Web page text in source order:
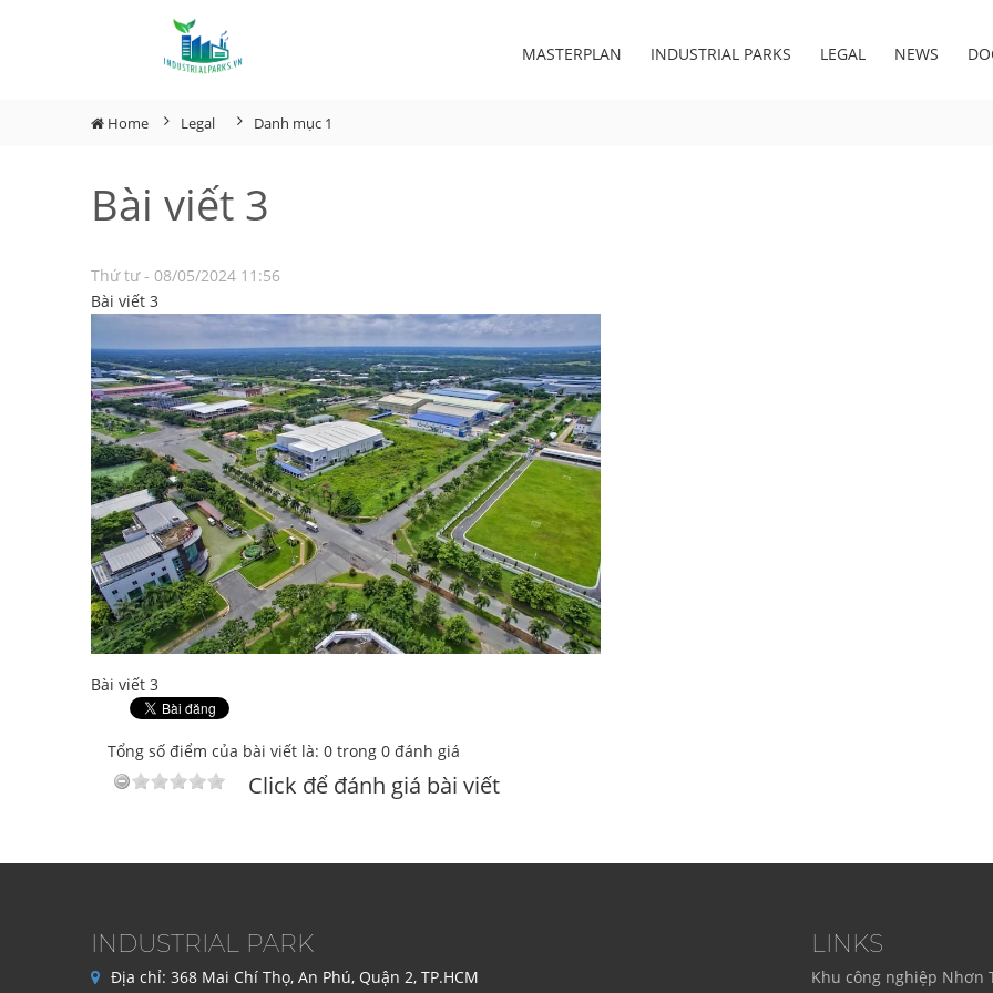
MASTERPLAN INDUSTRIAL PARKS LEGAL NEWS
Home Legal Danh mục 1
Bài viết 3
Thứ tư - 08/05/2024 11:56
Bài viết 3
Bài viết 3
Tổng số điểm của bài viết là: 0 trong 0 đánh giá
Click để đánh giá bài viết
INDUSTRIAL PARK
Địa chỉ: 368 Mai Chí Thọ, An Phú, Quận 2, TP.HCM
LINKS
Khu công nghiệp Nhơn